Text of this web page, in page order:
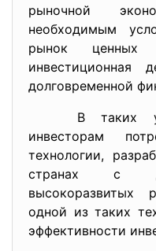
рыночной
необходимым
рынок ценных
инвестиционная
долговременной
В таких
инвесторам
технологии,
странах с
высокоразвитых
одной из таких
эффективности